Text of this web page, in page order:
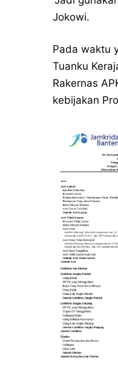
Jokowi.
Pada waktu
Tuanku
Rakernas
kebijakan